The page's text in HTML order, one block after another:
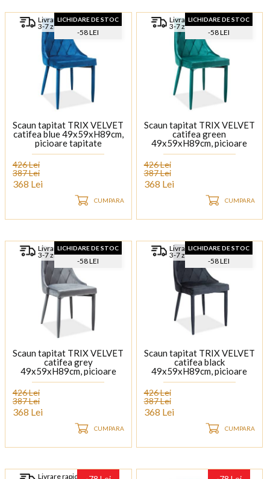
Livrare rapida
3-7 zile
LICHIDARE DE STOC
-58 LEI
Scaun tapitat TRIX VELVET
catifea blue 49x59xH89cm,
picioare tapitate
426 Lei
387 Lei
368 Lei
CUMPARA
Livrare rapida
3-7 zile
LICHIDARE DE STOC
-58 LEI
Scaun tapitat TRIX VELVET
catifea green
49x59xH89cm, picioare
tapitate
426 Lei
387 Lei
368 Lei
CUMPARA
Livrare rapida
3-7 zile
LICHIDARE DE STOC
-58 LEI
Scaun tapitat TRIX VELVET
catifea grey
49x59xH89cm, picioare
tapitate
426 Lei
387 Lei
368 Lei
CUMPARA
Livrare rapida
3-7 zile
LICHIDARE DE STOC
-58 LEI
Scaun tapitat TRIX VELVET
catifea black
49x59xH89cm, picioare
tapitate
426 Lei
387 Lei
368 Lei
CUMPARA
Livrare rapida